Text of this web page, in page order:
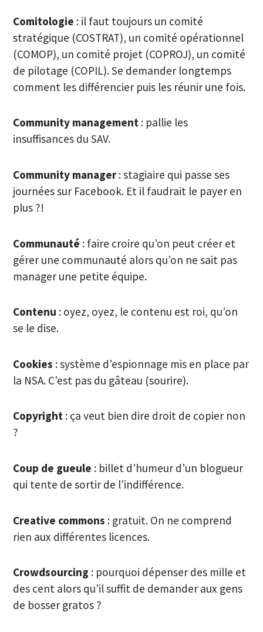
Comitologie : il faut toujours un comité
stratégique (COSTRAT), un comité opérationnel
(COMOP), un comité projet (COPROJ), un comité
de pilotage (COPIL). Se demander longtemps
comment les différencier puis les réunir une fois.
Community management : pallie les
insuffisances du SAV.
Community manager: stagiaire qui passe ses
journées sur Facebook. Et il faudrait le payer en
plus ?!
Communauté : faire croire qu’on peut créer et
gérer une communauté alors qu’on ne sait pas
manager une petite équipe.
Contenu : oyez, oyez, le contenu est roi, qu’on
se le dise.
Cookies : système d’espionnage mis en place par
la NSA. C’est pas du gâteau (sourire).
Copyright : ça veut bien dire droit de copier non
?
Coup de gueule : billet d’humeur d’un blogueur
qui tente de sortir de l’indifférence.
Creative commons : gratuit. On ne comprend
rien aux différentes licences.
Crowdsourcing : pourquoi dépenser des mille et
des cent alors qu’il suffit de demander aux gens
de bosser gratos ?